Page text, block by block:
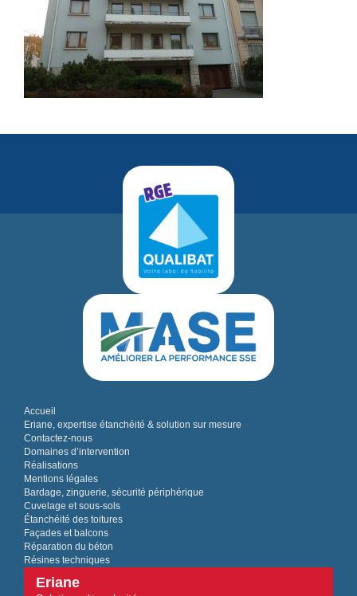
Accueil
Eriane, expertise étanchéité & solution sur mesure
Contactez-nous
Domaines d’intervention
Réalisations
Mentions légales
Bardage, zinguerie, sécurité périphérique
Cuvelage et sous-sols
Étanchéité des toitures
Façades et balcons
Réparation du béton
Résines techniques
Eriane